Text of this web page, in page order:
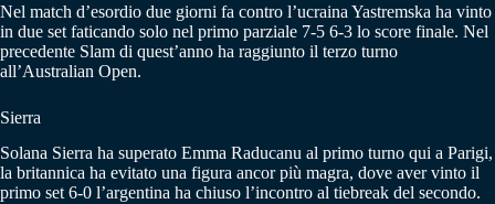
Nel match d’esordio due giorni fa contro l’ucraina Yastremska ha vinto
in due set faticando solo nel primo parziale 7-5 6-3 lo score finale. Nel
precedente Slam di quest’anno ha raggiunto il terzo turno
all’Australian Open.
Sierra
Solana Sierra ha superato Emma Raducanu al primo turno qui a Parigi,
la britannica ha evitato una figura ancor più magra, dove aver vinto il
primo set 6-0 l’argentina ha chiuso l’incontro al tiebreak del secondo.